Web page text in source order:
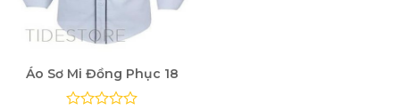
Áo Sơ Mi Đồng Phục 18